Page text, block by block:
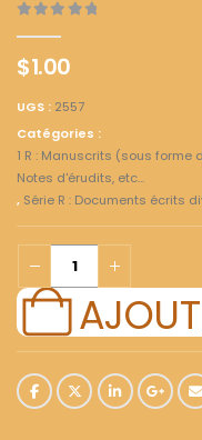
$1.00
UGS : 2557
Catégories :
1 R : Manuscrits (sous
Notes d'érudits, etc...
, Série R : Documents écrits